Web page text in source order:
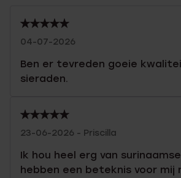
04-07-2026
Ben er tevreden goeie
sieraden.
23-06-2026 - Priscilla
Ik hou heel erg van
hebben een beteknis voor mij